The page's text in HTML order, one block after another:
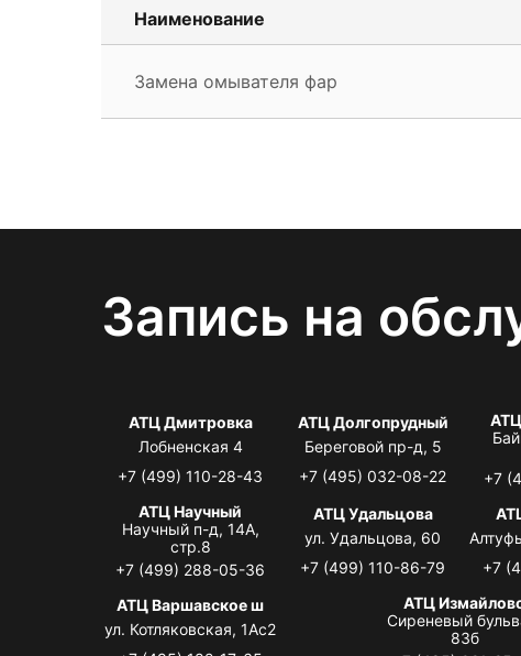
Наименование
Замена омывателя фар
Запись на
АТЦ Дмитровка
Лобненская 4
+7 (499) 110-28-43
АТЦ Долгопрудный
Береговой пр-д, 5
+7 (495) 032-08-22
+7
АТЦ Научный
Научный п-д, 14А,
стр.8
+7 (499) 288-05-36
АТЦ Удальцова
ул. Удальцова, 60
+7 (499) 110-86-79
+7
АТЦ Варшавское ш
ул. Котляковская, 1Ас2
АТЦ
Сиреневый
83б